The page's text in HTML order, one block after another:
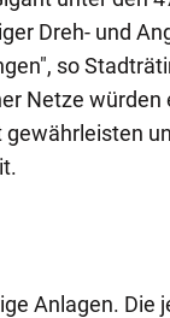
Dreh- und
so
Netze würden
Anlagen. Die